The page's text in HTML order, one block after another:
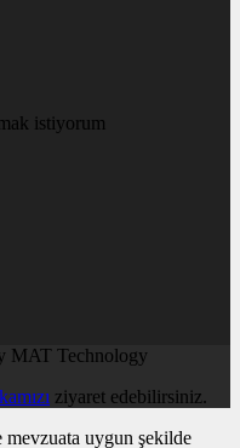
istiyorum
MAT Technology
ziyaret edebilirsiniz.
mevzuata uygun şekilde